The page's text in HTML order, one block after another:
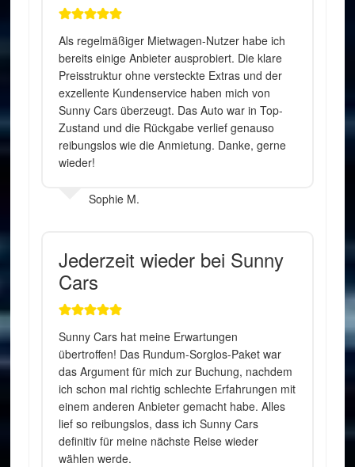
Als regelmäßiger Mietwagen-Nutzer habe ich
bereits einige Anbieter ausprobiert. Die klare
Preisstruktur ohne versteckte Extras und der
exzellente Kundenservice haben mich von
Sunny Cars überzeugt. Das Auto war in Top-
Zustand und die Rückgabe verlief genauso
reibungslos wie die Anmietung. Danke, gerne
wieder!
Sophie M.
Jederzeit wieder bei Sunny
Cars
Sunny Cars hat meine Erwartungen
übertroffen! Das Rundum-Sorglos-Paket war
das Argument für mich zur Buchung, nachdem
ich schon mal richtig schlechte Erfahrungen mit
einem anderen Anbieter gemacht habe. Alles
lief so reibungslos, dass ich Sunny Cars
definitiv für meine nächste Reise wieder
wählen werde.